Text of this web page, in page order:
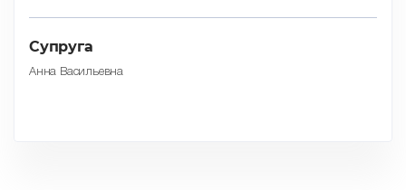
Супруга
Анна Васильевна